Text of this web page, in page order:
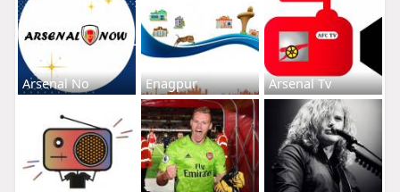
Arsenal No Enagpur Arsenal Tv